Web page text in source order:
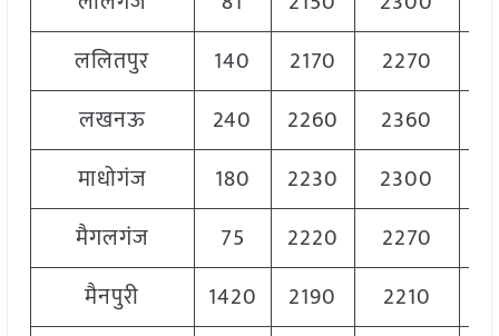
ललितपुर
140 2170 2270
लखनऊ
240 2260 2360
माधोगंज
180 2230 2300
मैगलगंज
75 2220 2270
मैनपुरी
1420 2190 2210